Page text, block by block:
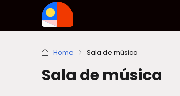
Home Sala de música
Sala de música